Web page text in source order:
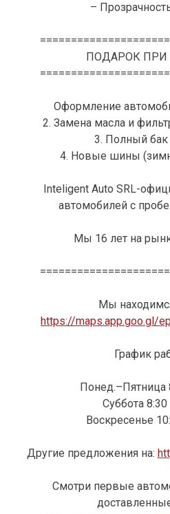
–
ПОДАРОК ПРИ
Оформление
2. Замена масла и
3. Полный бак
4. Новые шины
Inteligent Auto SRL-
автомобилей с
Мы 16 лет на
Мы
https://maps.app.goo.gl/
График
Понед.–Пятница
Суббота
Воскресенье
Другие предложения на:
Смотри первые